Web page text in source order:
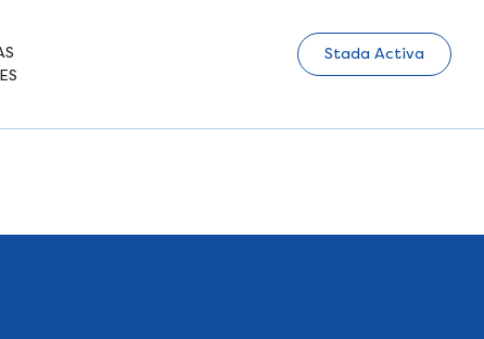
Stada Activa